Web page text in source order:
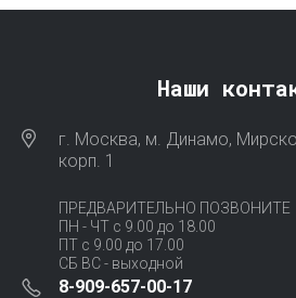
Наши
г. Москва, м. Динамо,
корп. 1
ПРЕДВАРИТЕЛЬНО ПОЗВОНИТЕ
ПН - ЧТ с 9.00 до 18.00
ПТ с 9.00 до 17.00
СБ ВС - выходной
8-909-657-00-17